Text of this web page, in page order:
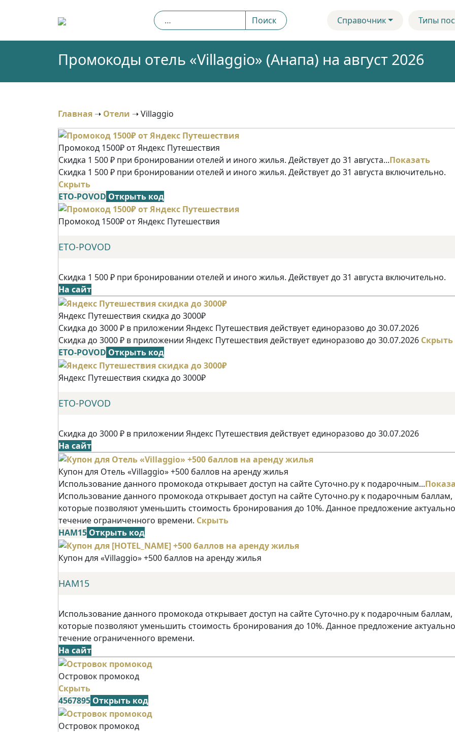
Найти: Поиск Справочник Типы
Промокоды отель «Villaggio» (Анапа) на август 2026
Главная ➝ Отели ➝Villaggio
Промокод 1500₽ от Яндекс Путешествия
Скидка 1 500 ₽ при бронировании отелей и иного жилья. Действует до 31 августа...Показать
Скидка 1 500 ₽ при бронировании отелей и иного жилья. Действует до 31 августа включительно.
Скрыть
ETO-POVOD Открыть код
Промокод 1500₽ от Яндекс Путешествия
ETO-POVOD
Скидка 1 500 ₽ при бронировании отелей и иного жилья. Действует до 31 августа включительно.
На сайт
Яндекс Путешествия скидка до 3000₽
Скидка до 3000 ₽ в приложении Яндекс Путешествия действует единоразово до 30.07.2026
Скидка до 3000 ₽ в приложении Яндекс Путешествия действует единоразово до 30.07.2026 Скрыть
ETO-POVOD Открыть код
Яндекс Путешествия скидка до 3000₽
ETO-POVOD
Скидка до 3000 ₽ в приложении Яндекс Путешествия действует единоразово до 30.07.2026
На сайт
Купон для Отель «Villaggio» +500 баллов на аренду жилья
Использование данного промокода открывает доступ на сайте Суточно.ру к подарочным...
Использование данного промокода открывает доступ на сайте Суточно.ру к подарочным баллам,
которые позволяют уменьшить стоимость бронирования до 10%. Данное предложение
течение ограниченного времени. Скрыть
НАМ15 Открыть код
Купон для «Villaggio» +500 баллов на аренду жилья
НАМ15
Использование данного промокода открывает доступ на сайте Суточно.ру к подарочным баллам,
которые позволяют уменьшить стоимость бронирования до 10%. Данное предложение
течение ограниченного времени.
На сайт
Островок промокод
Скрыть
4567895 Открыть код
Островок промокод